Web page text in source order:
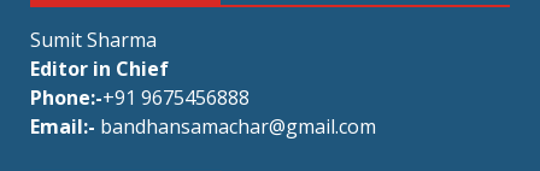
Sumit Sharma
Editor in Chief
Phone:-+91 9675456888
Email:- bandhansamachar@gmail.com